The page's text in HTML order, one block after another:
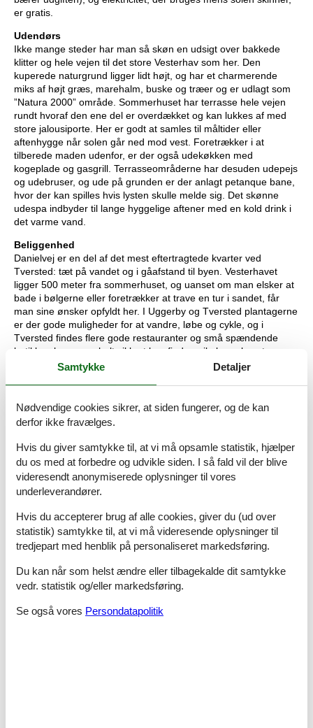
er gratis.
Udendørs
Ikke mange steder har man så skøn en udsigt over bakkede
klitter og hele vejen til det store Vesterhav som her. Den
kuperede naturgrund ligger lidt højt, og har et charmerende
miks af højt græs, marehalm, buske og træer og er udlagt som
”Natura 2000” område. Sommerhuset har terrasse hele vejen
rundt hvoraf den ene del er overdækket og kan lukkes af med
store jalousiporte. Her er godt at samles til måltider eller
aftenhygge når solen går ned mod vest. Foretrækker i at
tilberede maden udenfor, er der også udekøkken med
kogeplade og gasgrill. Terrasseområderne har desuden udepejs
og udebruser, og ude på grunden er der anlagt petanque bane,
hvor der kan spilles hvis lysten skulle melde sig. Det skønne
udespa indbyder til lange hyggelige aftener med en kold drink i
det varme vand.
Beliggenhed
Danielvej er en del af det mest eftertragtede kvarter ved
Tversted: tæt på vandet og i gåafstand til byen. Vesterhavet
ligger 500 meter fra sommerhuset, og uanset om man elsker at
bade i bølgerne eller foretrækker at trave en tur i sandet, får
man sine ønsker opfyldt her. I Uggerby og Tversted plantagerne
er der gode muligheder for at vandre, løbe og cykle, og i
Tversted findes flere gode restauranter og små spændende
butikker, hvor man helt sikkert kan finde unikabrugskunst og
håndværk. Skagen ligger kun en halv times kørsel væk, og vi
ikke mindst en god frokost på en af byens berømte spisesteder.
GRATIS!Udlån af trækvogne, barnestole og barnesenge (kan
hentes og afleveres på det nærmeste bureau).
Vigtig information:
Kære gæster. Ønsker I at benytte udespaen, skal I melde det til
senest 1 uge inden ankomst. Prisen er DKK 450,-
Rumindretning
Soveværelse
Dobbeltseng - 2x80x200
Soveværelse
Dobbeltseng - 2x80x200
Samtykke Detaljer
Nødvendige cookies sikrer, at siden fungerer, og de kan
derfor ikke fravælges.
Hvis du giver samtykke til, at vi må opsamle statistik, hjælper
du os med at forbedre og udvikle siden. I så fald vil der blive
videresendt anonymiserede oplysninger til vores
underleverandører.
Hvis du accepterer brug af alle cookies, giver du (ud over
statistik) samtykke til, at vi må videresende oplysninger til
tredjepart med henblik på personaliseret markedsføring.
Du kan når som helst ændre eller tilbagekalde dit samtykke
vedr. statistik og/eller markedsføring.
Se også vores Persondatapolitik